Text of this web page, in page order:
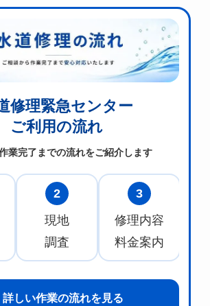
修理緊急センター
ご利用の流れ
業完了までの流れをご紹介します
2
現地
調査
3
修理内容
料金案内
詳しい作業の流れを見る